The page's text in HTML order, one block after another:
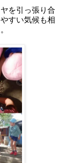
を引っ張り合
すい気候も相